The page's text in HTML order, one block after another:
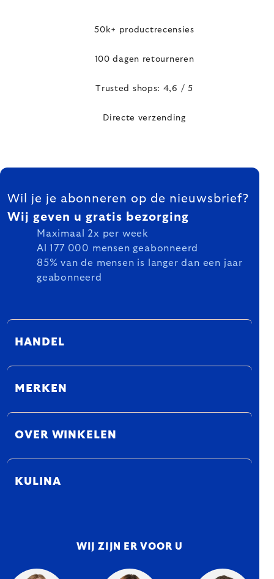
50k+ productrecensies
100 dagen retourneren
Trusted shops: 4,6 / 5
Directe verzending
FOOTER
Wil je je abonneren op de nieuwsbrief?
Wij geven u gratis bezorging
Maximaal 2x per week
Al 177 000 mensen geabonneerd
85% van de mensen is langer dan een jaar
geabonneerd
HANDEL
MERKEN
OVER WINKELEN
KULINA
WIJ ZIJN ER VOOR U